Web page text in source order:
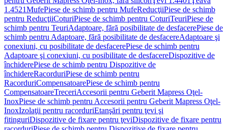
1.4521MufePiese de schimb pentru MufeReducţiiPiese de schimb
pentru ReducţiiCoturiPiese de schimb pentru CoturiTeuriPiese de
schimb pentru TeuriAdaptoare, fără posibilitate de desfacerePiese de
schimb pentru Adaptoare, fără posibilitate de desfacereAdaptoare şi
conexiuni, cu posibilitate de desfacerePiese de schimb pentru
Adaptoare şi conexiuni, cu posibilitate de desfacereDispozitive de
închiderePiese de schimb pentru Dispozitive de
închidereRacorduriPiese de schimb pentru
RacorduriCompensatoarePiese de schimb pentru
CompensatoareTreceriAccesorii pentru Geberit Mapress Oţel-
InoxPiese de schimb pentru Accesorii pentru Geberit Mapress Oţel-
InoxIzolaţii pentru racorduriEtanşări pentru ţevi şi
fitinguriDispozitive de fixare pentru ţeviDispozitive de fixare pentru